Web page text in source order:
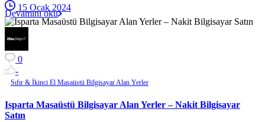
15 Ocak 2024
Devamını oku
0
-
Sıfır & İkinci El Masaüstü Bilgisayar Alan Yerler
Isparta Masaüstü Bilgisayar Alan Yerler – Nakit Bilgisayar
Satın